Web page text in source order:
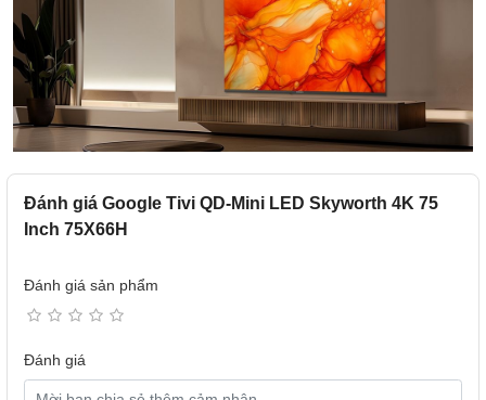
Đánh giá Google Tivi QD-Mini LED Skyworth 4K 75
Inch 75X66H
Đánh giá sản phẩm
Đánh giá